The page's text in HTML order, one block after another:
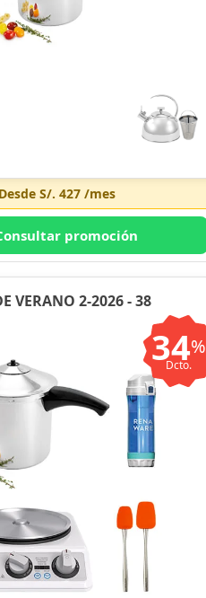
Desde S/. 427/mes
promoción
VERANO 2-2026 - 38
34%
Dcto.